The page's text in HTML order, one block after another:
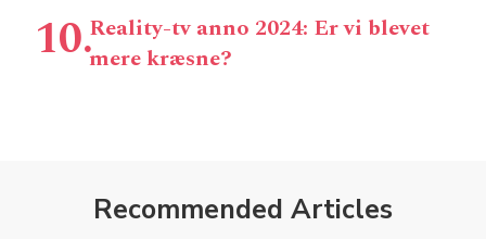
Reality-tv anno 2024: Er vi blevet
mere kræsne?
Recommended Articles